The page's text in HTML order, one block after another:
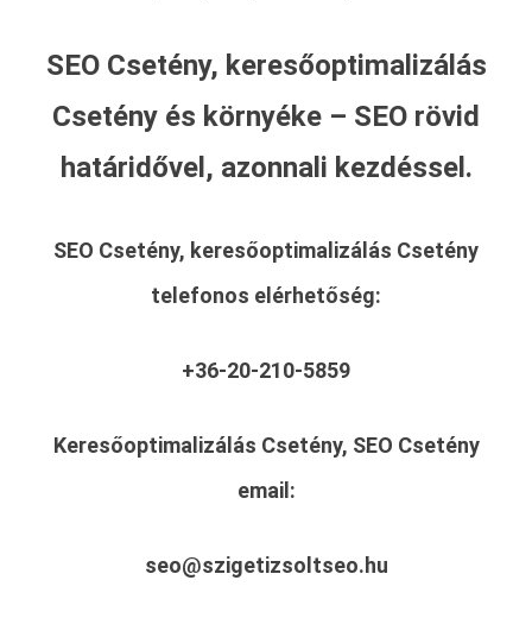
SEO Csetény, keresőoptimalizálás
Csetény és környéke – SEO rövid
határidővel, azonnali kezdéssel.
SEO Csetény, keresőoptimalizálás Csetény
telefonos elérhetőség:
+36-20-210-5859
Keresőoptimalizálás Csetény, SEO Csetény
email:
seo@szigetizsoltseo.hu